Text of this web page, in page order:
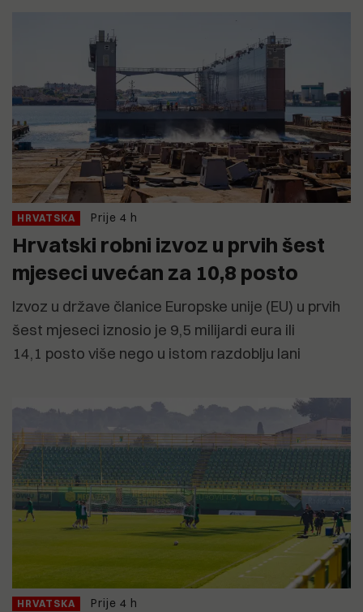
HRVATSKA Prije 4 h
Hrvatski robni izvoz u prvih šest
mjeseci uvećan za 10,8 posto
Izvoz u države članice Europske unije (EU) u prvih
šest mjeseci iznosio je 9,5 milijardi eura ili
14,1 posto više nego u istom razdoblju lani
HRVATSKA Prije 4 h